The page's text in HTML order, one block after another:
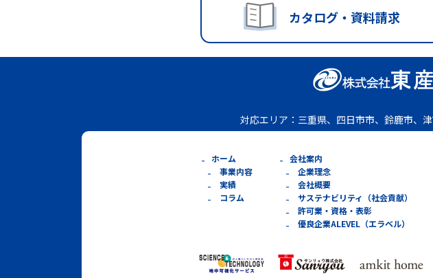
カタログ・資料請求
対応エリア： 三重県、四日市市、鈴鹿市、
ホーム
事業内容
実績
コラム
会社案内
企業理念
会社概要
サステナビリティ（社会貢献）
許可業・資格・表彰
優良企業ALEVEL（エラベル）